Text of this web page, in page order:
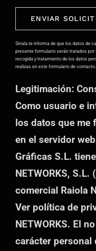
Por
favor,
deja
este
vacío.
Sinala te informa de que los datos de
presente formulario serán tratados por
recogida y tratamiento de los datos
realizas en este formulario de contacto.
Legitimación:
Como usuario e
los datos que me
en el servidor
Gráficas S.L.
NETWORKS,
comercial Raiola
Ver política de
NETWORKS. El
carácter personal